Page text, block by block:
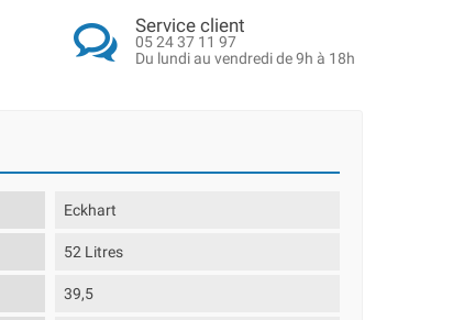
Service client
05 24 37 11 97
Du lundi au vendredi de 9h à 18h
Eckhart
52 Litres
39,5